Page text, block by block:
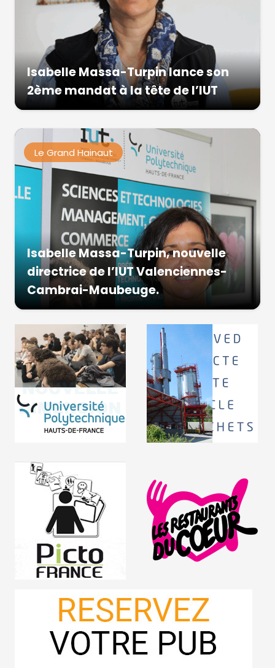
Isabelle Massa-Turpin lance son
2ème mandat à la tête de l’IUT
Le Grand Hainaut
Isabelle Massa-Turpin, nouvelle
directrice de l’IUT Valenciennes-
Cambrai-Maubeuge.